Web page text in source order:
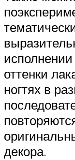
исполнении
оттенки
ногтях в
декора.